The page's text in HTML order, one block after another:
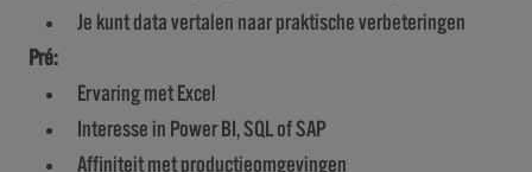
Je kunt data vertalen naar praktische verbeteringen
Pré:
Ervaring met Excel
Interesse in Power BI, SQL of SAP
Affiniteit met productieomgevingen